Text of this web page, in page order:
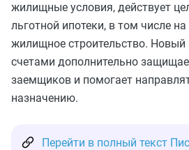
жилищные условия, действует
льготной ипотеки, в том числе
жилищное строительство. Новый
счетами дополнительно
заемщиков и помогает
назначению.
Перейти в полный текст